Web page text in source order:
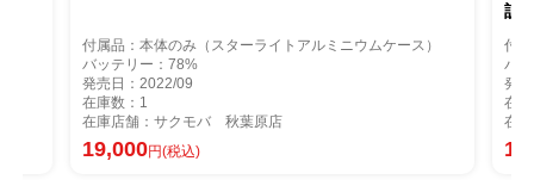
付属品：本体のみ（スターライトアルミニウムケース）
バッテリー：78%
発売日：2022/09
在庫数：1
在庫店舗：サクモバ 秋葉原店
19,000円(税込)
訳あり品
付属品：本
バッテリー：
発売日：
在庫数：1
在庫店舗：
13,000円(